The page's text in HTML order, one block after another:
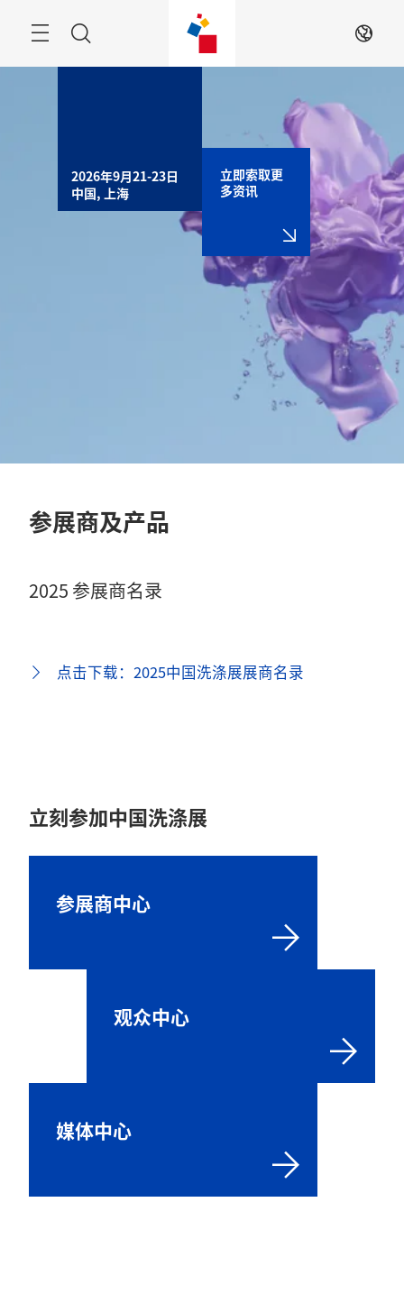
ZH
2026年9月21-23日
中国, 上海
立即索取更
多资讯
参展商及产品
2025 参展商名录
点击下载：2025中国洗涤展展商名录
立刻参加中国洗涤展
参展商中心
观众中心
媒体中心